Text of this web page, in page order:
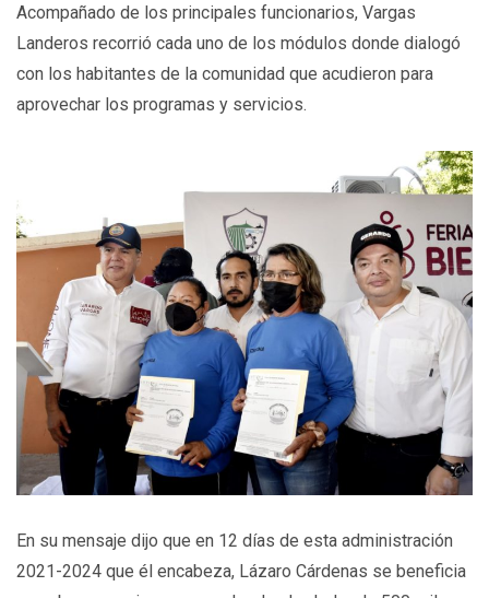
Acompañado de los principales funcionarios, Vargas
Landeros recorrió cada uno de los módulos donde dialogó
con los habitantes de la comunidad que acudieron para
aprovechar los programas y servicios.
En su mensaje dijo que en 12 días de esta administración
2021-2024 que él encabeza, Lázaro Cárdenas se beneficia